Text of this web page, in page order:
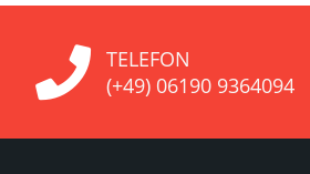
TELEFON
(+49) 06190 9364094